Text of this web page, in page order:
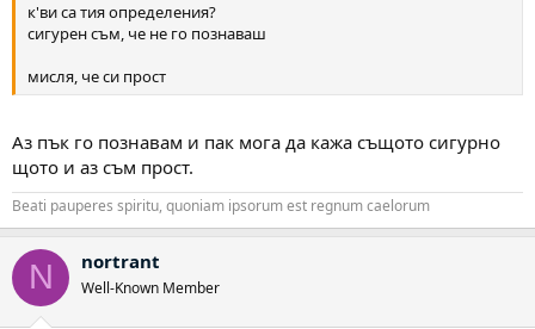
к'ви са тия определения?
сигурен съм, че не го познаваш
мисля, че си прост
Аз пък го познавам и пак мога да кажа същото сигурно
щото и аз съм прост.
Beati pauperes spiritu, quoniam ipsorum est regnum caelorum
N nortrant
Well-Known Member